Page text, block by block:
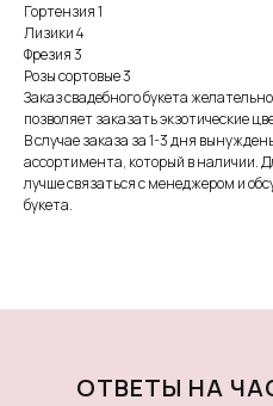
Гортензия 1
Лизики 4
Фрезия 3
Розы сортовые 3
Заказ свадебного букета
позволяет заказать экзотические
В случае заказа за 1-3 дня
ассортимента, который в наличии.
лучше связаться с менеджером и
букета.
ОТВЕТЫ НА